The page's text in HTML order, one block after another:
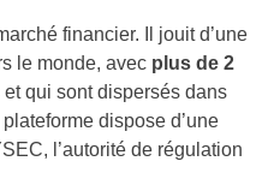
financier. Il jouit d’une
le monde, avec plus de 2
et qui sont dispersés dans
dispose d’une
l’autorité de régulation